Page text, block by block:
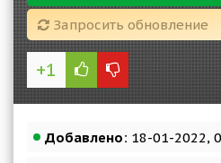
Запросить обновление
+1
Добавлено: 18-01-2022,